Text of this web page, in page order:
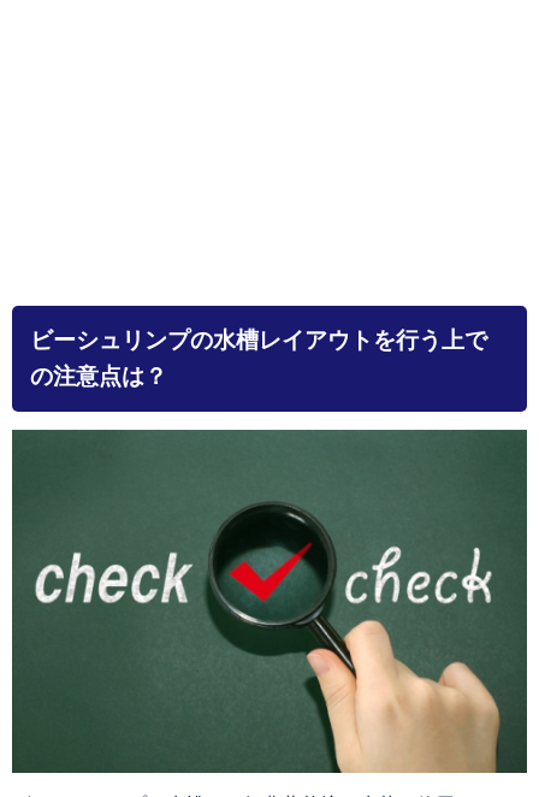
ビーシュリンプの水槽レイアウトを行う上で
の注意点は？